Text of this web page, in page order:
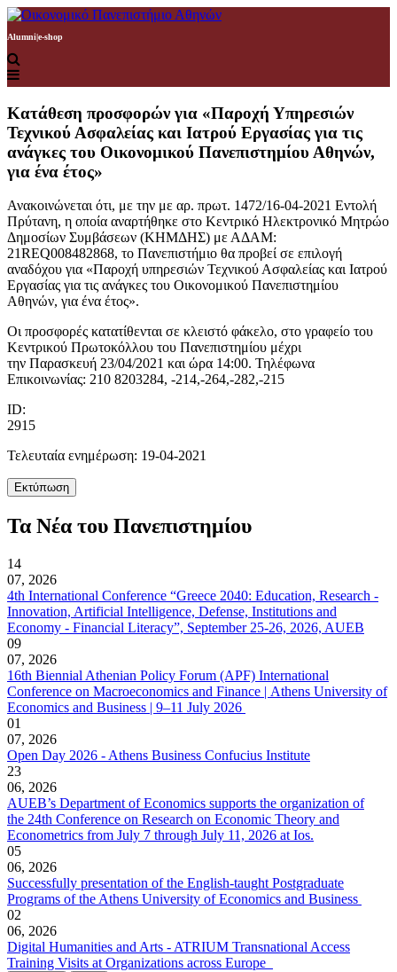
Alumnie-shop
Κατάθεση προσφορών για «Παροχή Υπηρεσιών
Τεχνικού Ασφαλείας και Ιατρού Εργασίας για τις
ανάγκες του Οικονομικού Πανεπιστημίου Αθηνών,
για ένα έτος»
Ανακοινώνεται ότι, με την με αρ. πρωτ. 1472/16-04-2021 Εντολή
Πρύτανη, η οποία αναρτήθηκε στο Κεντρικό Ηλεκτρονικό Μητρώο
Δημοσίων Συμβάσεων (ΚΗΜΔΗΣ) με ΑΔΑΜ:
21REQ008482868, το Πανεπιστήμιο θα προβεί σε επιλογή
αναδόχου για «Παροχή υπηρεσιών Τεχνικού Ασφαλείας και Ιατρού
Εργασίας για τις ανάγκες του Οικονομικού Πανεπιστημίου
Αθηνών, για ένα έτος».
Οι προσφορές κατατίθενται σε κλειστό φάκελο, στο γραφείο του
Κεντρικού Πρωτοκόλλου του Πανεπιστημίου μέχρι
την Παρασκευή 23/04/2021 και ώρα 14:00. Τηλέφωνα
Επικοινωνίας: 210 8203284, -214,-264,-282,-215
ID:
2915
Τελευταία ενημέρωση: 19-04-2021
Τα Νέα του Πανεπιστημίου
14
07, 2026
4th International Conference “Greece 2040: Education, Research -
Innovation, Artificial Intelligence, Defense, Institutions and
Economy - Financial Literacy”, September 25-26, 2026, AUEB
09
07, 2026
16th Biennial Athenian Policy Forum (APF) International
Conference on Macroeconomics and Finance | Athens University of
Economics and Business | 9–11 July 2026
01
07, 2026
Open Day 2026 - Athens Business Confucius Institute
23
06, 2026
AUEB’s Department of Economics supports the organization of
the 24th Conference on Research on Economic Theory and
Econometrics from July 7 through July 11, 2026 at Ios.
05
06, 2026
Successfully presentation of the English-taught Postgraduate
Programs of the Athens University of Economics and Business
02
06, 2026
Digital Humanities and Arts - ATRIUM Transnational Access
Training Visits at Organizations across Europe